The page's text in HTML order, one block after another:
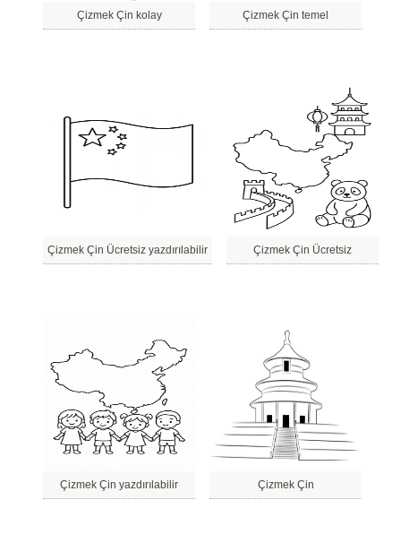
Çizmek Çin kolay Çizmek Çin temel
Çizmek Çin Ücretsiz yazdırılabilir Çizmek Çin Ücretsiz
Çizmek Çin yazdırılabilir Çizmek Çin